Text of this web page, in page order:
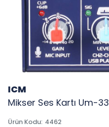
ICM
Mikser Ses Kartı Um-33
Ürün Kodu: 4462